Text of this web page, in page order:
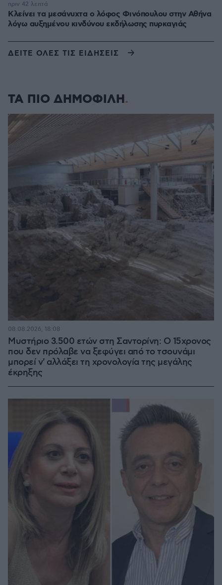
Κλείνει τα μεσάνυχτα ο λόφος Φινόπουλου στην Αθήνα
λόγω αυξημένου κινδύνου εκδήλωσης πυρκαγιάς
πριν 42 λεπτά
ΔΕΙΤΕ ΟΛΕΣ ΤΙΣ ΕΙΔΗΣΕΙΣ
ΤΑ ΠΙΟ ΔΗΜΟΦΙΛΗ
Μυστήριο 3.500 ετών στη Σαντορίνη: Ο 15χρονος
που δεν πρόλαβε να ξεφύγει από το τσουνάμι
μπορεί ν' αλλάξει τη χρονολογία της μεγάλης
έκρηξης
08.08.2026, 18:08